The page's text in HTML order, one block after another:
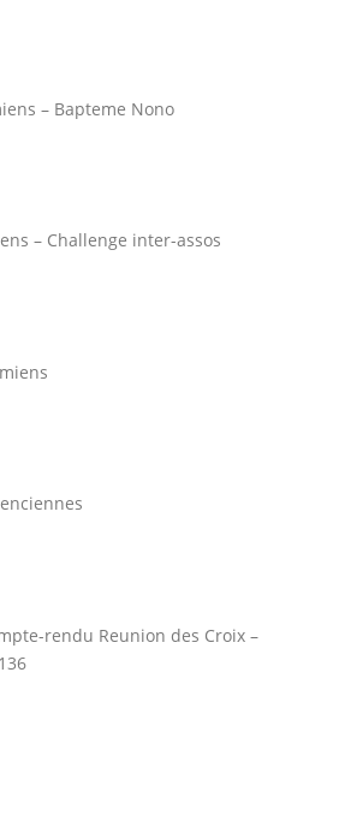
– Bapteme Nono
– Challenge inter-assos
rendu Reunion des Croix –